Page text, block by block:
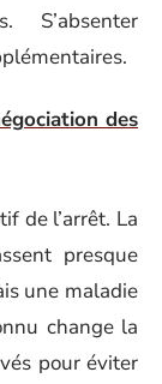
S’absenter
des
de l’arrêt. La
presque
une maladie
change la
pour éviter